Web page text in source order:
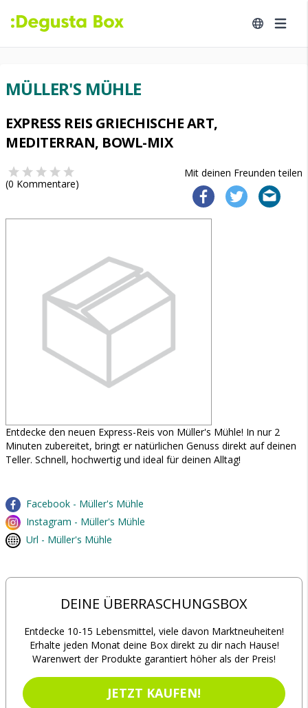
MÜLLER'S MÜHLE
EXPRESS REIS GRIECHISCHE ART,
MEDITERRAN, BOWL-MIX
Mit deinen Freunden teilen
(0 Kommentare)
Entdecke den neuen Express-Reis von Müller's Mühle! In nur 2
Minuten zubereitet, bringt er natürlichen Genuss direkt auf deinen
Teller. Schnell, hochwertig und ideal für deinen Alltag!
Facebook - Müller's Mühle
Instagram - Müller's Mühle
Url - Müller's Mühle
DEINE ÜBERRASCHUNGSBOX
Entdecke 10-15 Lebensmittel, viele davon Marktneuheiten!
Erhalte jeden Monat deine Box direkt zu dir nach Hause!
Warenwert der Produkte garantiert höher als der Preis!
JETZT KAUFEN!